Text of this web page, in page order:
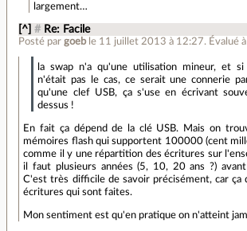
largement…
[^] # Re: Facile
Posté pargoeb le 11 juillet 2013 à 12:27. Évalué à
la swap n'a qu'une utilisation mineur, et si
n'était pas le cas, ce serait une connerie
qu'une clef USB, ça s'use en écrivant
dessus !
En fait ça dépend de la clé USB. Mais on
mémoires flash qui supportent 100000 (cent
comme il y une répartition des écritures sur
il faut plusieurs années (5, 10, 20 ans ?)
C'est très difficile de savoir précisément, car ça
écritures qui sont faites.
Mon sentiment est qu'en pratique on n'atteint